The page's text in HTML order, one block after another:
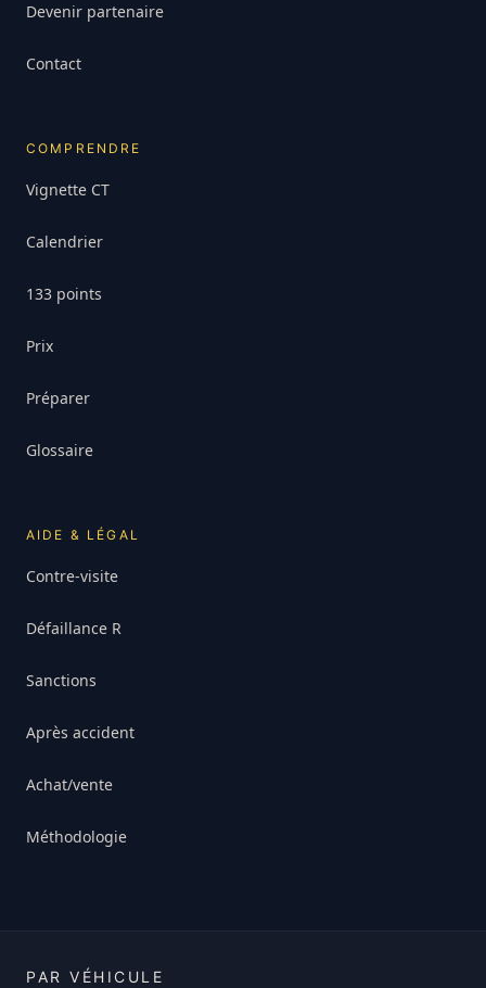
Devenir partenaire
Contact
COMPRENDRE
Vignette CT
Calendrier
133 points
Prix
Préparer
Glossaire
AIDE & LÉGAL
Contre-visite
Défaillance R
Sanctions
Après accident
Achat/vente
Méthodologie
PAR VÉHICULE